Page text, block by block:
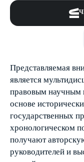
Представляемая
является
правовым научным
основе
государственных
хронологическом
получают
руководителей и